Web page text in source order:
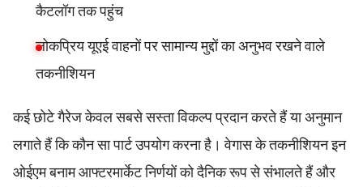
कैटलॉग तक पहुंच
लोकप्रिय यूएई वाहनों पर सामान्य मुद्दों का अनुभव रखने वाले
तकनीशियन
कई छोटे गैरेज केवल सबसे सस्ता विकल्प प्रदान करते हैं या अनुमान
लगाते हैं कि कौन सा पार्ट उपयोग करना है। वेगास के तकनीशियन इन
ओईएम बनाम आफ्टरमार्केट निर्णयों को दैनिक रूप से संभालते हैं और